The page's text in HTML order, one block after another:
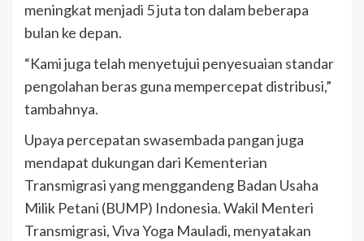
meningkat menjadi 5 juta ton dalam beberapa
bulan ke depan.
“Kami juga telah menyetujui penyesuaian standar
pengolahan beras guna mempercepat distribusi,”
tambahnya.
Upaya percepatan swasembada pangan juga
mendapat dukungan dari Kementerian
Transmigrasi yang menggandeng Badan Usaha
Milik Petani (BUMP) Indonesia. Wakil Menteri
Transmigrasi, Viva Yoga Mauladi, menyatakan